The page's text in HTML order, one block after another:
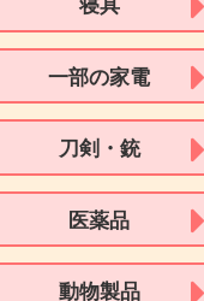
マイナンバーカー
パスポート
（日本政府発行のも
10月1日より、本人確認書